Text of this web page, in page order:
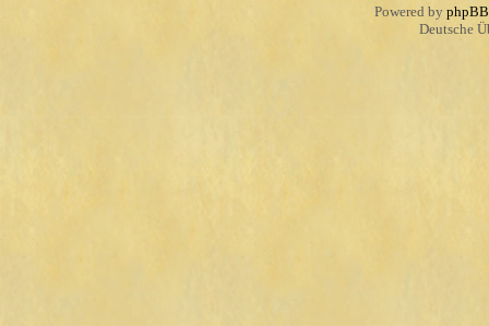
Powered by phpBB
Deutsche